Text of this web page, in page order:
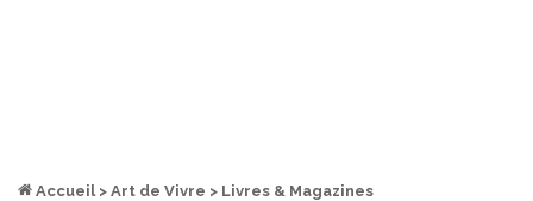
Accueil > Art de Vivre > Livres & Magazines